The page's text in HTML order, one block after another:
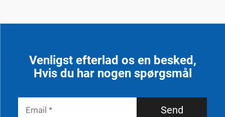
Venligst efterlad os en besked,
Hvis du har nogen spørgsmål
Send